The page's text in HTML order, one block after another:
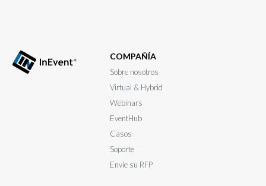
COMPAÑÍA
Sobre nosotros
Virtual & Hybrid
Webinars
EventHub
Casos
Soporte
Envíe su RFP